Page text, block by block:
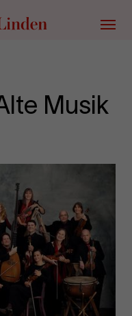
Menü
Musik